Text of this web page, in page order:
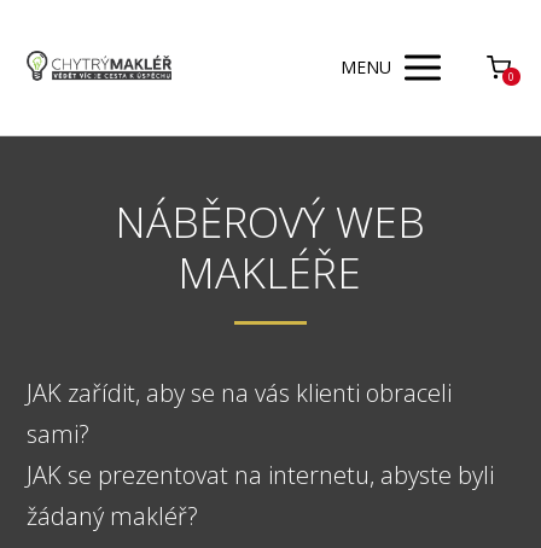
MENU 0
NÁBĚROVÝ WEB
MAKLÉŘE
JAK zařídit, aby se na vás klienti obraceli
sami?
JAK se prezentovat na internetu, abyste byli
žádaný makléř?